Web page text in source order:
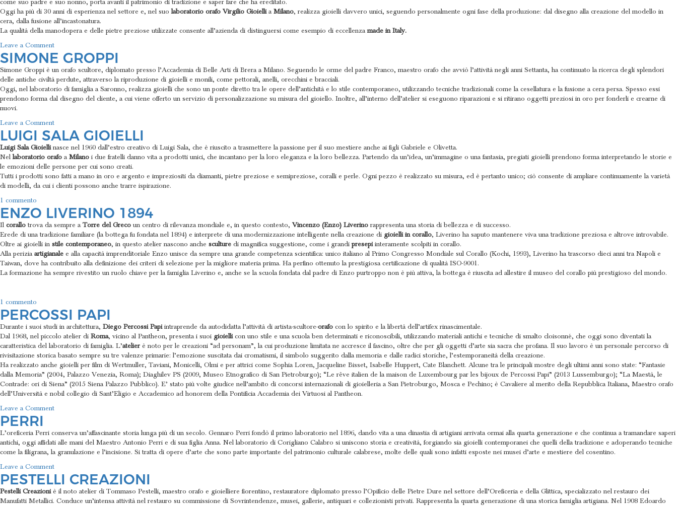
come suo padre e suo nonno, porta avanti il patrimonio di tradizione e saper fare che ha ereditato.
Oggi ha più di 30 anni di esperienza nel settore e, nel suo laboratorio orafo Virgilio GioielliaMilano, realizza gioielli davvero unici, seguendo personalmente ogni fase della produzione: dal disegno alla creazione del modello in
cera, dalla fusione all’incastonatura.
La qualità della manodopera e delle pietre preziose utilizzate consente all’azienda di distinguersi come esempio di eccellenzamade in Italy.
Leave a Commenton
Virgilio
Gioielli
SIMONE GROPPI
Simone Groppi è un orafo scultore, diplomato presso l’Accademia di Belle Arti di Brera a Milano. Seguendo le orme del padre Franco, maestro orafo che avviò l’attività negli anni Settanta, ha continuato la ricerca degli splendori
delle antiche civiltà perdute, attraverso la riproduzione di gioielli e monili, come pettorali, anelli, orecchini e bracciali.
Oggi, nel laboratorio di famiglia a Saronno, realizza gioielli che sono un ponte diretto tra le opere dell’antichità e lo stile contemporaneo, utilizzando tecniche tradizionali come la cesellatura e la fusione a cera persa. Spesso essi
prendono forma dal disegno del cliente, a cui viene offerto un servizio di personalizzazione su misura del gioiello. Inoltre, all’interno dell’atelier si eseguono riparazioni e si ritirano oggetti preziosi in oro per fonderli e crearne di
nuovi.
Leave a Commenton
Simone
Groppi
LUIGI SALA GIOIELLI
Luigi Sala Gioiellinasce nel 1960 dall’estro creativo di Luigi Sala, che è riuscito a trasmettere la passione per il suo mestiere anche ai figli Gabriele e Olivetta.
Nellaboratorio orafo aMilano i due fratelli danno vita a prodotti unici, che incantano per la loro eleganza e la loro bellezza. Partendo da un’idea, un’immagine o una fantasia, pregiati gioielli prendono forma interpretando le storie e
le emozioni delle persone per cui sono creati.
Tutti i prodotti sono fatti a mano in oro e argento e impreziositi da diamanti, pietre preziose e semipreziose, coralli e perle. Ogni pezzo è realizzato su misura, ed è pertanto unico; ciò consente di ampliare continuamente la varietà
di modelli, da cui i clienti possono anche trarre ispirazione.
1 commento
Luigi
Sala
Gioielli
ENZO LIVERINO 1894
Il corallo trova da sempre aTorre del Greco un centro di rilevanza mondiale e, in questo contesto, Vincenzo (Enzo) Liverino rappresenta una storia di bellezza e di successo.
Erede di una tradizione familiare (la bottega fu fondata nel 1894) e interprete di una modernizzazione intelligente nella creazione di gioielli in corallo, Liverino ha saputo mantenere viva una tradizione preziosa e altrove introvabile.
Oltre ai gioielli in stile contemporaneo, in questo atelier nascono anche sculture di magnifica suggestione, come i grandipresepiinteramente scolpiti in corallo.
Alla periziaartigianale e alla capacità imprenditoriale Enzo unisce da sempre una grande competenza scientifica: unico italiano al Primo Congresso Mondiale sul Corallo (Kochi, 1993), Liverino ha trascorso dieci anni tra Napoli e
Taiwan, dove ha contribuito alla definizione dei criteri di selezione per la migliore materia prima. Ha perfino ottenuto la prestigiosa certificazione di qualità ISO-9001.
La formazione ha sempre rivestito un ruolo chiave per la famiglia Liverino e, anche se la scuola fondata dal padre di Enzo purtroppo non è più attiva, la bottega è riuscita ad allestire il museo del corallo più prestigioso del mondo.
1 commento
Enzo
Liverino
1894
PERCOSSI PAPI
Durante i suoi studi in architettura, Diego Percossi Papiintraprende da autodidatta l’attività di artista-scultore-orafo con lo spirito e la libertà dell’artifex rinascimentale.
Dal 1968, nel piccolo atelier di Roma, vicino al Pantheon, presenta i suoi gioiellicon uno stile e una scuola ben determinati e riconoscibili, utilizzando materiali antichi e tecniche di smalto cloisonné, che oggi sono diventati la
caratteristica del laboratorio di famiglia. L’atelier è noto per le creazioni “ad personam”, la cui produzione limitata ne accresce il fascino, oltre che per gli oggetti d’arte sia sacra che profana. Il suo lavoro è un personale percorso di
rivisitazione storica basato sempre su tre valenze primarie: l’emozione suscitata dai cromatismi, il simbolo suggerito dalla memoria e dalle radici storiche, l’estemporaneità della creazione.
Ha realizzato anche gioielli per film di Wertmuller, Taviani, Monicelli, Olmi e per attrici come Sophia Loren, Jacqueline Bisset, Isabelle Huppert, Cate Blanchett. Alcune tra le principali mostre degli ultimi anni sono state: “Fantasie
dalla Memoria” (2004, Palazzo Venezia, Roma); Diaghilev PS (2009, Museo Etnografico di San Pietroburgo); “Le rêve italien de la maison de Luxembourg par les bijoux de Percossi Papi” (2013 Lussemburgo); “La Maestà, le
Contrade: ori di Siena” (2015 Siena Palazzo Pubblico). E’ stato più volte giudice nell’ambito di concorsi internazionali di gioielleria a San Pietroburgo, Mosca e Pechino; è Cavaliere al merito della Repubblica Italiana, Maestro orafo
dell’Università e nobil collegio di Sant’Eligio e Accademico ad honorem della Pontificia Accademia dei Virtuosi al Pantheon.
Leave a Commenton
PERRI
L’oreficeria Perri conserva un’affascinante storia lunga più di un secolo. Gennaro Perri fondò il primo laboratorio nel 1896, dando vita a una dinastia di artigiani arrivata ormai alla quarta generazione e che continua a tramandare saperi
antichi, oggi affidati alle mani del Maestro Antonio Perri e di sua figlia Anna. Nel laboratorio di Corigliano Calabro si uniscono storia e creatività, forgiando sia gioielli contemporanei che quelli della tradizione e adoperando tecniche
come la filigrana, la granulazione e l’incisione. Si tratta di opere d’arte che sono parte importante del patrimonio culturale calabrese, molte delle quali sono infatti esposte nei musei d’arte e mestiere del cosentino.
Leave a Commenton
Perri
PESTELLI CREAZIONI
Pestelli Creazioniè il noto atelier di Tommaso Pestelli, maestro orafo e gioielliere fiorentino, restauratore diplomato presso l’Opificio delle Pietre Dure nel settore dell’Oreficeria e della Glittica, specializzato nel restauro dei
Manufatti Metallici. Conduce un’intensa attività nel restauro su commissione di Sovrintendenze, musei, gallerie, antiquari e collezionisti privati. Rappresenta la quarta generazione di una storica famiglia artigiana. Nel 1908 Edoardo